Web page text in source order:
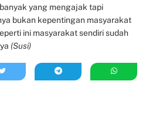
yang mengajak tapi
bukan kepentingan masyarakat
ini masyarakat sendiri sudah
(Susi)